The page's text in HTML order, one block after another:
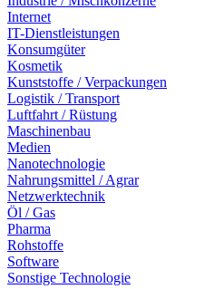
Internet
IT-Dienstleistungen
Konsumgüter
Kosmetik
Kunststoffe / Verpackungen
Logistik / Transport
Luftfahrt / Rüstung
Maschinenbau
Medien
Nanotechnologie
Nahrungsmittel / Agrar
Netzwerktechnik
Öl / Gas
Pharma
Rohstoffe
Software
Sonstige Technologie